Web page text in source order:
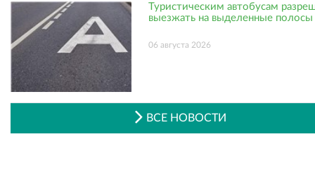
Туристическим автобусам
выезжать на выделенные полосы
06 августа 2026
ВСЕ НОВОСТИ